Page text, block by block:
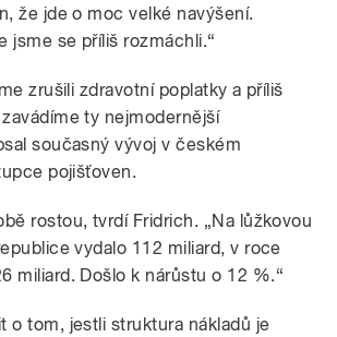
Tomáš
že jde o moc velké navýšení.
jsme se příliš rozmáchli.“
zrušili zdravotní poplatky a příliš
ty nejmodernější
současný vývoj v českém
pojišťoven.
rostou, tvrdí Fridrich. „Na lůžkovou
vydalo 112 miliard, v roce
miliard. Došlo k nárůstu o 12 %.“
o tom, jestli struktura nákladů je